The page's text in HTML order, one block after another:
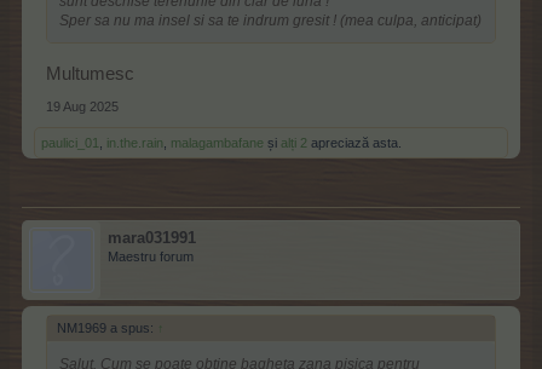
Sper sa nu ma insel si sa te indrum gresit ! (mea culpa, anticipat)
Multumesc
19 Aug 2025
paulici_01 in.the.rain malagambafane și alți 2 apreciază asta.
mara031991
Maestru forum
NM1969 a spus: ↑
Salut. Cum se poate obtine bagheta zana pisica pentru